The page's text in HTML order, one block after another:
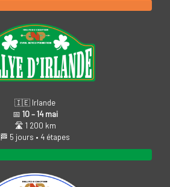
🇮🇪 Irlande
📅 10 – 14 mai
🛣️ 1 200 km
🏁 5 jours • 4 étapes